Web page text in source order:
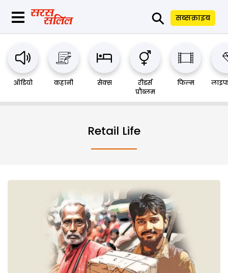
⚲ सब्सक्राइब
ऑडियो कहानी सेक्स
रीडर्स
प्रौब्लम
फिल्म
Retail Life